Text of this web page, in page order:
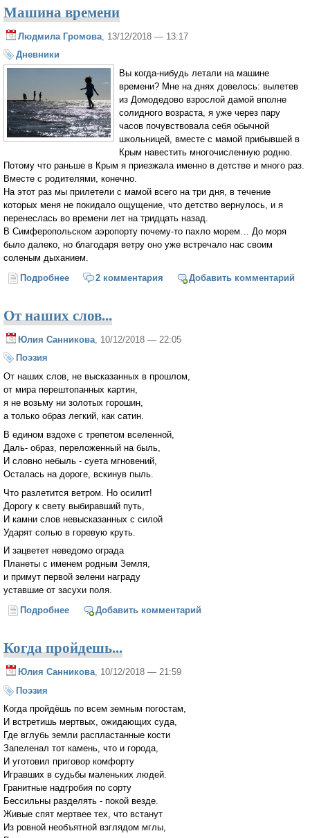
Машина времени
Людмила Громова , 13/12/2018 — 13:17
Дневники
Вы когда-нибудь летали на машине
времени? Мне на днях довелось: вылетев
из Домодедово взрослой дамой вполне
солидного возраста, я уже через пару
часов почувствовала себя обычной
школьницей, вместе с мамой прибывшей в
Крым навестить многочисленную родню.
Потому что раньше в Крым я приезжала именно в детстве и много раз.
Вместе с родителями, конечно.
На этот раз мы прилетели с мамой всего на три дня, в течение
которых меня не покидало ощущение, что детство вернулось, и я
перенеслась во времени лет на тридцать назад.
В Симферопольском аэропорту почему-то пахло морем… До моря
было далеко, но благодаря ветру оно уже встречало нас своим
соленым дыханием.
Подробнее о Машина времени
2 комментария Добавить комментарий
От наших слов...
Юлия Санникова , 10/12/2018 — 22:05
Поэзия
От наших слов, не высказанных в прошлом,
от мира перештопанных картин,
я не возьму ни золотых горошин,
а только образ легкий, как сатин.
В едином вздохе с трепетом вселенной,
Даль- образ, переложенный на быль,
И словно небыль - суета мгновений,
Осталась на дороге, вскинув пыль.
Что разлетится ветром. Но осилит!
Дорогу к свету выбиравший путь,
И камни слов невысказанных с силой
Ударят солью в горевую круть.
И зацветет неведомо ограда
Планеты с именем родным Земля,
и примут первой зелени награду
уставшие от засухи поля.
Подробнее о От наших слов...
Добавить комментарий
Когда пройдешь...
Юлия Санникова , 10/12/2018 — 21:59
Поэзия
Когда пройдёшь по всем земным погостам,
И встретишь мертвых, ожидающих суда,
Где вглубь земли распластанные кости
Запеленал тот камень, что и города,
И уготовил приговор комфорту
Игравших в судьбы маленьких людей.
Гранитные надгробия по сорту
Бессильны разделять - покой везде.
Живые спят мертвее тех, что встанут
Из ровной необъятной взглядом мглы,